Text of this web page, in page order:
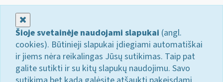
Šioje svetainėje naudojami slapukai (angl.
cookies). Būtinieji slapukai įdiegiami automatiškai
ir jiems nėra reikalingas Jūsų sutikimas. Taip pat
galite sutikti ir su kitų slapukų naudojimu. Savo